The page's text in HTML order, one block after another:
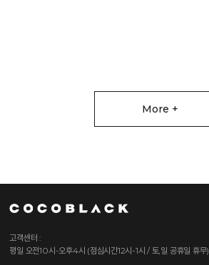
More +
고객센터 :
평일 오전10시-오후4시 (점심시간12시-1시 / 토,일 공휴일 휴무)